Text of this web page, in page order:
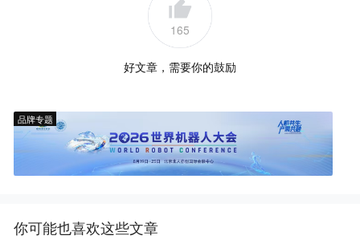
165
好文章，需要你的鼓励
品牌专题
你可能也喜欢这些文章